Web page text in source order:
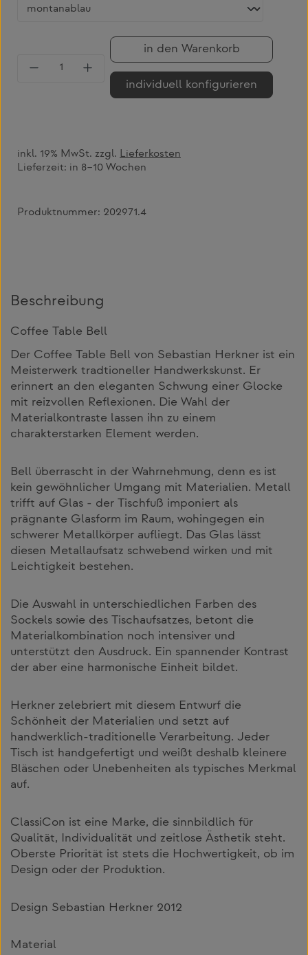
Produkt Anzahl: Gib den gewünschten
in den Warenkorb
individuell konfigurieren
inkl. 19% MwSt. zzgl. Lieferkosten
Lieferzeit: in 8–10 Wochen
Produktnummer: 202971.4
Beschreibung
Coffee Table Bell
Der Coffee Table Bell von Sebastian Herkner ist ein
Meisterwerk tradtioneller Handwerkskunst. Er
erinnert an den eleganten Schwung einer Glocke
mit reizvollen Reflexionen. Die Wahl der
Materialkontraste lassen ihn zu einem
charakterstarken Element werden.
Bell überrascht in der Wahrnehmung, denn es ist
kein gewöhnlicher Umgang mit Materialien. Metall
trifft auf Glas - der Tischfuß imponiert als
prägnante Glasform im Raum, wohingegen ein
schwerer Metallkörper aufliegt. Das Glas lässt
diesen Metallaufsatz schwebend wirken und mit
Leichtigkeit bestehen.
Die Auswahl in unterschiedlichen Farben des
Sockels sowie des Tischaufsatzes, betont die
Materialkombination noch intensiver und
unterstützt den Ausdruck. Ein spannender Kontrast
der aber eine harmonische Einheit bildet.
Herkner zelebriert mit diesem Entwurf die
Schönheit der Materialien und setzt auf
handwerklich-traditionelle Verarbeitung. Jeder
Tisch ist handgefertigt und weißt deshalb kleinere
Bläschen oder Unebenheiten als typisches Merkmal
auf.
ClassiCon ist eine Marke, die sinnbildlich für
Qualität, Individualität und zeitlose Ästhetik steht.
Oberste Priorität ist stets die Hochwertigkeit, ob im
Design oder der Produktion.
Design Sebastian Herkner 2012
Material